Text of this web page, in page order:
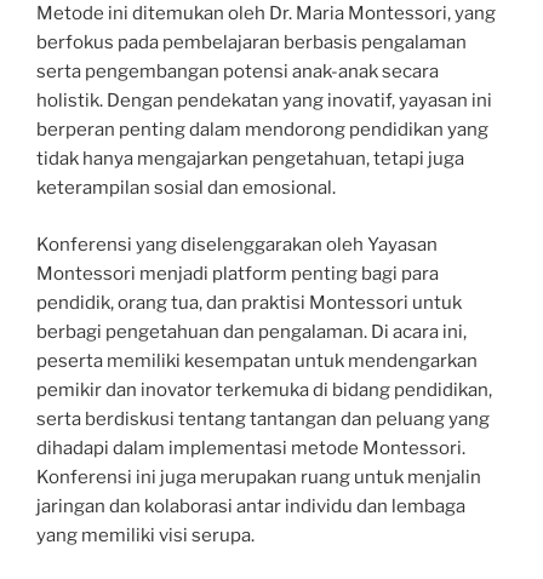
Metode ini ditemukan oleh Dr. Maria Montessori, yang
berfokus pada pembelajaran berbasis pengalaman
serta pengembangan potensi anak-anak secara
holistik. Dengan pendekatan yang inovatif, yayasan ini
berperan penting dalam mendorong pendidikan yang
tidak hanya mengajarkan pengetahuan, tetapi juga
keterampilan sosial dan emosional.
Konferensi yang diselenggarakan oleh Yayasan
Montessori menjadi platform penting bagi para
pendidik, orang tua, dan praktisi Montessori untuk
berbagi pengetahuan dan pengalaman. Di acara ini,
peserta memiliki kesempatan untuk mendengarkan
pemikir dan inovator terkemuka di bidang pendidikan,
serta berdiskusi tentang tantangan dan peluang yang
dihadapi dalam implementasi metode Montessori.
Konferensi ini juga merupakan ruang untuk menjalin
jaringan dan kolaborasi antar individu dan lembaga
yang memiliki visi serupa.